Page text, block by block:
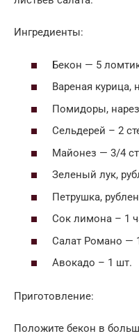
Ингредиенты:
Бекон — 5
Вареная курица,
Помидоры,
Сельдерей – 2
Майонез — 3/4
Зеленый лук,
Петрушка,
Сок лимона – 1
Салат Романо —
Авокадо – 1 шт.
Приготовление:
Положите бекон в